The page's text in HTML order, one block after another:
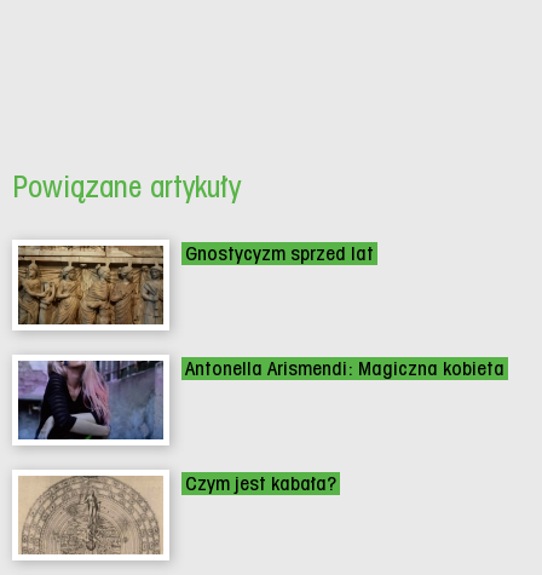
Powiązane artykuły
Gnostycyzm sprzed lat
Antonella Arismendi: Magiczna kobieta
Czym jest kabała?